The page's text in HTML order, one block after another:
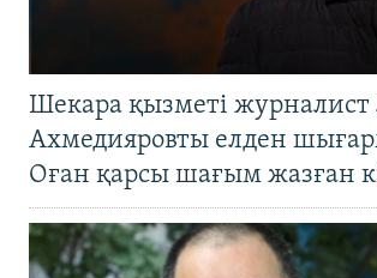
Шекара қызметі
Ахмедияровты елден
Оған қарсы шағым жазған